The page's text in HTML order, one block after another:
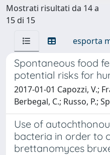
Mostrati risultati da 14 a
15 di 15
esporta
Spontaneous food
potential risks for
2017-01-01 Capozzi, V.;
Berbegal, C.; Russo, P.;
Use of
bacteria in order to
brettanomyces